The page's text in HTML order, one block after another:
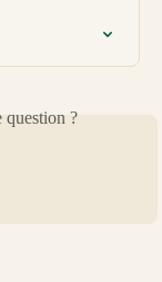
question ?